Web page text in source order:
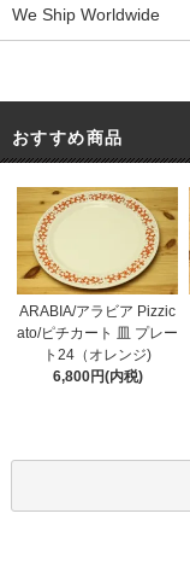
We Ship Worldwide
おすすめ商品
ARABIA/アラビア Pizzic
ato/ピチカート 皿 プレー
ト24（オレンジ)
6,800円(内税)